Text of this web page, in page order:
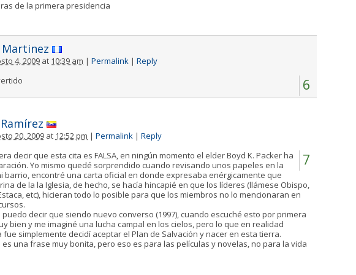
de la primera presidencia
Martinez
4, 2009 at 10:39 am | Permalink | Reply
6
20, 2009 at 12:52 pm | Permalink | Reply
7
decir que esta cita es FALSA, en ningún momento el elder Boyd K. Packer ha
Yo mismo quedé sorprendido cuando revisando unos papeles en la
barrio, encontré una carta oficial en donde expresaba enérgicamente que
de la la Iglesia, de hecho, se hacía hincapié en que los líderes (llámese Obispo,
etc), hicieran todo lo posible para que los miembros no lo mencionaran en
decir que siendo nuevo converso (1997), cuando escuché esto por primera
bien y me imaginé una lucha campal en los cielos, pero lo que en realidad
fue simplemente decidí aceptar el Plan de Salvación y nacer en esta tierra.
es una frase muy bonita, pero eso es para las películas y novelas, no para la vida